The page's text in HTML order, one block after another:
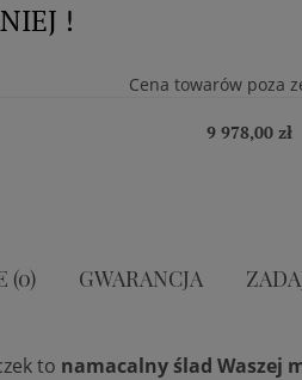
!
Cena towarów poza
9 978,00 zł
(0) GWARANCJA
to namacalny ślad Waszej